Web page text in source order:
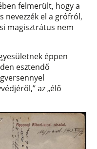
felmerült, hogy a
nevezzék el a grófról,
magisztrátus nem
éppen
esztendő
az „élő